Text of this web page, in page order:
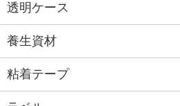
透明ケース
養生資材
粘着テープ